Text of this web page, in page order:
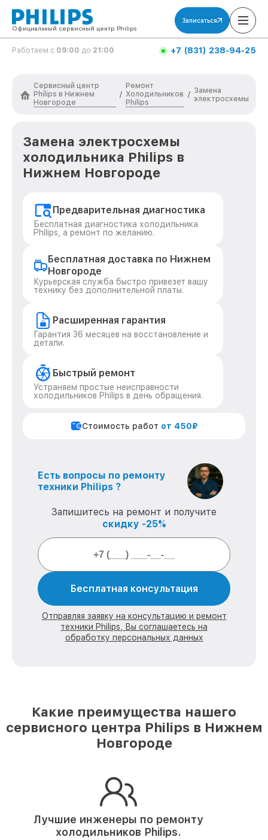
Официальный сервисный центр Philips
Записаться
Работаем с 09:00 до 21:00 +7 (831) 238-94-25
Сервисный центр
Philips в Нижнем
Новгороде
/
Ремонт
Холодильников
Philips
/ Замена
электросхемы
Замена электросхемы
холодильника Philips в
Нижнем Новгороде
Предварительная диагностика
Бесплатная диагностика холодильника
Philips, а ремонт по желанию.
Бесплатная доставка по Нижнем
Новгороде
Курьерская служба быстро привезет вашу
технику без дополнительной платы.
Расширенная гарантия
Гарантия 36 месяцев на восстановление и
детали.
Быстрый ремонт
Устраняем простые неисправности
холодильников Philips в день обращения.
Стоимость работ от 450₽
Есть вопросы по ремонту
техники Philips ?
Запишитесь на ремонт и получите
скидку -25%
Бесплатная консультация
Отправляя заявку на консультацию и ремонт
техники Philips, Вы соглашаетесь на
обработку персональных данных
Какие преимущества нашего
сервисного центра Philips в Нижнем
Новгороде
Лучшие инженеры по ремонту
холодильников Philips.